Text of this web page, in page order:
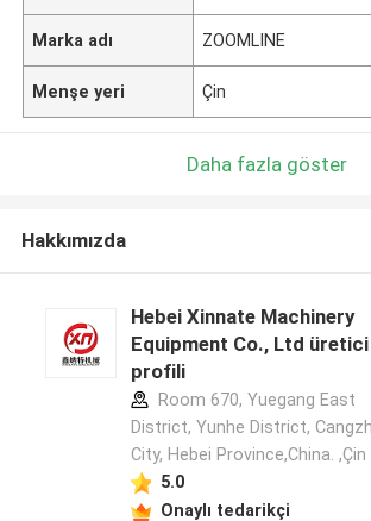
Marka adı ZOOMLINE
Menşe yeri Çin
Daha fazla göster
Hakkımızda
Hebei Xinnate Machinery
Equipment Co., Ltd üretici
profili
Room 670, Yuegang East
District, Yunhe District,
City, Hebei Province,China. ,Çin
5.0
Onaylı tedarikçi